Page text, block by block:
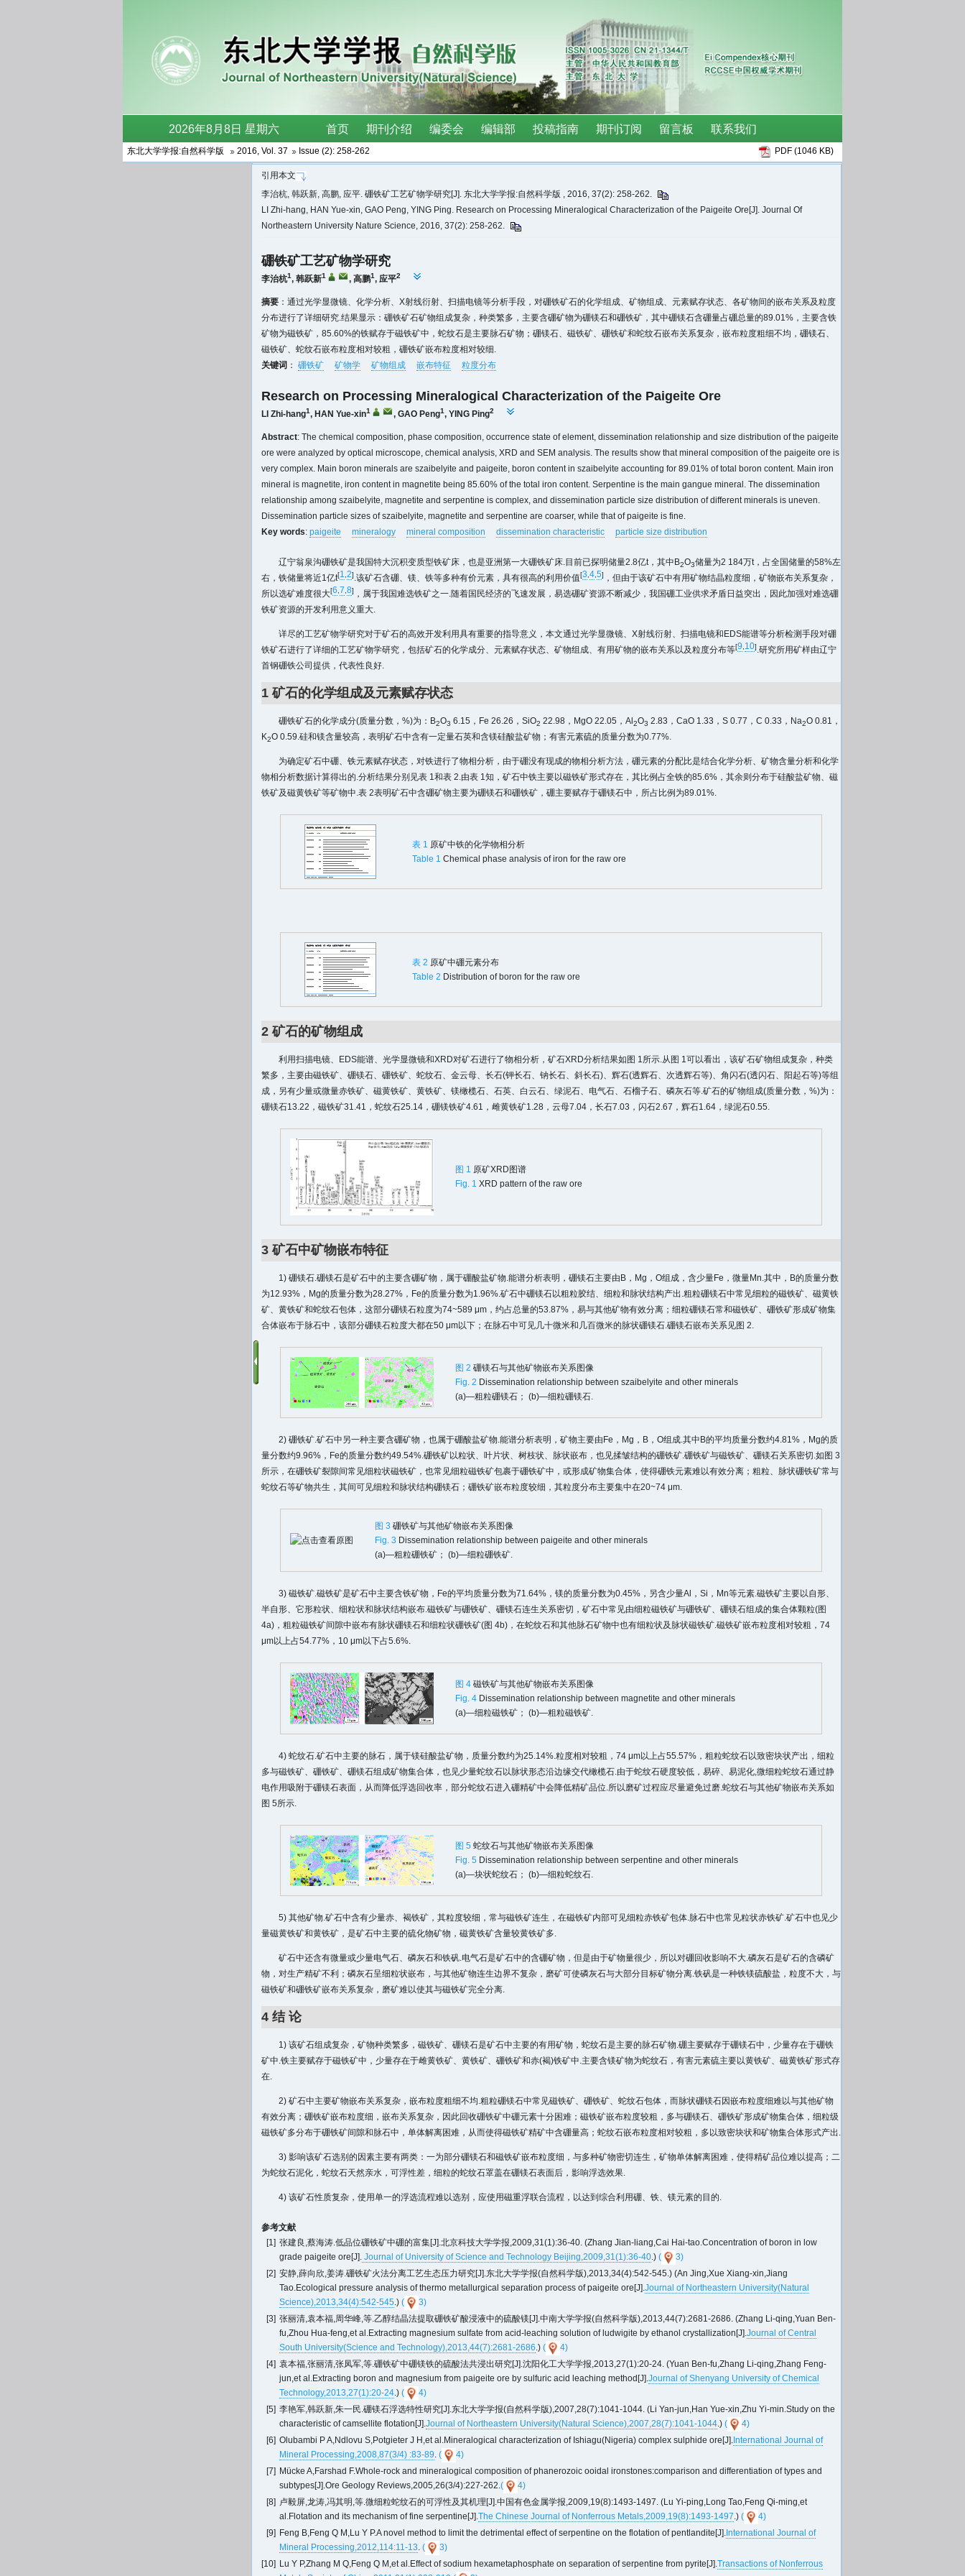
东北大学学报:自然科学版 2016, Vol. 37 Issue (2): 258-262 PDF (1046 KB)
引用本文
李治杭, 韩跃新, 高鹏, 应平. 硼铁矿工艺矿物学研究[J]. 东北大学学报:自然科学版 , 2016, 37(2): 258-262.
LI Zhi-hang, HAN Yue-xin, GAO Peng, YING Ping. Research on Processing Mineralogical Characterization of the Paigeite Ore[J]. Journal Of
Northeastern University Nature Science, 2016, 37(2): 258-262.
硼铁矿工艺矿物学研究
李治杭1, 韩跃新1 , 高鹏1, 应平2
摘要 ：通过光学显微镜、化学分析、X射线衍射、扫描电镜等分析手段，对硼铁矿石的化学组成、矿物组成、元素赋存状态、各矿物间的嵌布关系及粒度
分布进行了详细研究.结果显示：硼铁矿石矿物组成复杂，种类繁多，主要含硼矿物为硼镁石和硼铁矿，其中硼镁石含硼量占硼总量的89.01%，主要含铁
矿物为磁铁矿，85.60%的铁赋存于磁铁矿中，蛇纹石是主要脉石矿物；硼镁石、磁铁矿、硼铁矿和蛇纹石嵌布关系复杂，嵌布粒度粗细不均，硼镁石、
磁铁矿、蛇纹石嵌布粒度相对较粗，硼铁矿嵌布粒度相对较细.
关键词 ： 硼铁矿 矿物学 矿物组成 嵌布特征 粒度分布
Research on Processing Mineralogical Characterization of the Paigeite Ore
LI Zhi-hang1, HAN Yue-xin1 , GAO Peng1, YING Ping2
Abstract: The chemical composition, phase composition, occurrence state of element, dissemination relationship and size distribution of the paigeite
ore were analyzed by optical microscope, chemical analysis, XRD and SEM analysis. The results show that mineral composition of the paigeite ore is
very complex. Main boron minerals are szaibelyite and paigeite, boron content in szaibelyite accounting for 89.01% of total boron content. Main iron
mineral is magnetite, iron content in magnetite being 85.60% of the total iron content. Serpentine is the main gangue mineral. The dissemination
relationship among szaibelyite, magnetite and serpentine is complex, and dissemination particle size distribution of different minerals is uneven.
Dissemination particle sizes of szaibelyite, magnetite and serpentine are coarser, while that of paigeite is fine.
Key words: paigeite mineralogy mineral composition dissemination characteristic particle size distribution
辽宁翁泉沟硼铁矿是我国特大沉积变质型铁矿床，也是亚洲第一大硼铁矿床.目前已探明储量2.8亿t，其中B2O3储量为2 184万t，占全国储量的58%左
右，铁储量将近1亿t[1,2].该矿石含硼、镁、铁等多种有价元素，具有很高的利用价值[3,4,5] ，但由于该矿石中有用矿物结晶粒度细，矿物嵌布关系复杂，
所以选矿难度很大[6,7,8] ，属于我国难选铁矿之一.随着国民经济的飞速发展，易选硼矿资源不断减少，我国硼工业供求矛盾日益突出，因此加强对难选硼
铁矿资源的开发利用意义重大.
详尽的工艺矿物学研究对于矿石的高效开发利用具有重要的指导意义，本文通过光学显微镜、X射线衍射、扫描电镜和EDS能谱等分析检测手段对硼
铁矿石进行了详细的工艺矿物学研究，包括矿石的化学成分、元素赋存状态、矿物组成、有用矿物的嵌布关系以及粒度分布等[9,10].研究所用矿样由辽宁
首钢硼铁公司提供，代表性良好.
1 矿石的化学组成及元素赋存状态
硼铁矿石的化学成分(质量分数，%)为：B2O3 6.15，Fe 26.26，SiO2 22.98，MgO 22.05，Al 2O3 2.83，CaO 1.33，S 0.77，C 0.33，Na2O 0.81，
K2O 0.59.硅和镁含量较高，表明矿石中含有一定量石英和含镁硅酸盐矿物；有害元素硫的质量分数为0.77%.
为确定矿石中硼、铁元素赋存状态，对铁进行了物相分析，由于硼没有现成的物相分析方法，硼元素的分配比是结合化学分析、矿物含量分析和化学
物相分析数据计算得出的.分析结果分别见表 1和表 2.由表 1知，矿石中铁主要以磁铁矿形式存在，其比例占全铁的85.6%，其余则分布于硅酸盐矿物、磁
铁矿及磁黄铁矿等矿物中.表 2表明矿石中含硼矿物主要为硼镁石和硼铁矿，硼主要赋存于硼镁石中，所占比例为89.01%.
表 1 原矿中铁的化学物相分析
Table 1 Chemical phase analysis of iron for the raw ore
表 2 原矿中硼元素分布
Table 2 Distribution of boron for the raw ore
2 矿石的矿物组成
利用扫描电镜、EDS能谱、光学显微镜和XRD对矿石进行了物相分析，矿石XRD分析结果如图 1所示.从图 1可以看出，该矿石矿物组成复杂，种类
繁多，主要由磁铁矿、硼镁石、硼铁矿、蛇纹石、金云母、长石(钾长石、钠长石、斜长石)、辉石(透辉石、次透辉石等)、角闪石(透闪石、阳起石等)等组
成，另有少量或微量赤铁矿、磁黄铁矿、黄铁矿、镁橄榄石、石英、白云石、绿泥石、电气石、石榴子石、磷灰石等.矿石的矿物组成(质量分数，%)为：
硼镁石13.22，磁铁矿31.41，蛇纹石25.14，硼镁铁矿4.61，雌黄铁矿1.28，云母7.04，长石7.03，闪石2.67，辉石1.64，绿泥石0.55.
图 1 原矿XRD图谱
Fig. 1 XRD pattern of the raw ore
3 矿石中矿物嵌布特征
1) 硼镁石.硼镁石是矿石中的主要含硼矿物，属于硼酸盐矿物.能谱分析表明，硼镁石主要由B，Mg，O组成，含少量Fe，微量Mn.其中，B的质量分数
为12.93%，Mg的质量分数为28.27%，Fe的质量分数为1.96%.矿石中硼镁石以粗粒胶结、细粒和脉状结构产出.粗粒硼镁石中常见细粒的磁铁矿、磁黄铁
矿、黄铁矿和蛇纹石包体，这部分硼镁石粒度为74~589 μm，约占总量的53.87%，易与其他矿物有效分离；细粒硼镁石常和磁铁矿、硼铁矿形成矿物集
合体嵌布于脉石中，该部分硼镁石粒度大都在50 μm以下；在脉石中可见几十微米和几百微米的脉状硼镁石.硼镁石嵌布关系见图 2.
图 2 硼镁石与其他矿物嵌布关系图像
Fig. 2 Dissemination relationship between szaibelyite and other minerals
(a)—粗粒硼镁石； (b)—细粒硼镁石.
2) 硼铁矿.矿石中另一种主要含硼矿物，也属于硼酸盐矿物.能谱分析表明，矿物主要由Fe，Mg，B，O组成.其中B的平均质量分数约4.81%，Mg的质
量分数约9.96%，Fe的质量分数约49.54%.硼铁矿以粒状、叶片状、树枝状、脉状嵌布，也见揉皱结构的硼铁矿.硼铁矿与磁铁矿、硼镁石关系密切.如图 3
所示，在硼铁矿裂隙间常见细粒状磁铁矿，也常见细粒磁铁矿包裹于硼铁矿中，或形成矿物集合体，使得硼铁元素难以有效分离；粗粒、脉状硼铁矿常与
蛇纹石等矿物共生，其间可见细粒和脉状结构硼镁石；硼铁矿嵌布粒度较细，其粒度分布主要集中在20~74 μm.
图 3 硼铁矿与其他矿物嵌布关系图像
Fig. 3 Dissemination relationship between paigeite and other minerals
(a)—粗粒硼铁矿； (b)—细粒硼铁矿.
3) 磁铁矿.磁铁矿是矿石中主要含铁矿物，Fe的平均质量分数为71.64%，镁的质量分数为0.45%，另含少量Al，Si，Mn等元素.磁铁矿主要以自形、
半自形、它形粒状、细粒状和脉状结构嵌布.磁铁矿与硼铁矿、硼镁石连生关系密切，矿石中常见由细粒磁铁矿与硼铁矿、硼镁石组成的集合体颗粒(图
4a)，粗粒磁铁矿间隙中嵌布有脉状硼镁石和细粒状硼铁矿(图 4b)，在蛇纹石和其他脉石矿物中也有细粒状及脉状磁铁矿.磁铁矿嵌布粒度相对较粗，74
μm以上占54.77%，10 μm以下占5.6%.
图 4 磁铁矿与其他矿物嵌布关系图像
Fig. 4 Dissemination relationship between magnetite and other minerals
(a)—细粒磁铁矿； (b)—粗粒磁铁矿.
4) 蛇纹石.矿石中主要的脉石，属于镁硅酸盐矿物，质量分数约为25.14%.粒度相对较粗，74 μm以上占55.57%，粗粒蛇纹石以致密块状产出，细粒
多与磁铁矿、硼铁矿、硼镁石组成矿物集合体，也见少量蛇纹石以脉状形态沿边缘交代橄榄石.由于蛇纹石硬度较低，易碎、易泥化,微细粒蛇纹石通过静
电作用吸附于硼镁石表面，从而降低浮选回收率，部分蛇纹石进入硼精矿中会降低精矿品位.所以磨矿过程应尽量避免过磨.蛇纹石与其他矿物嵌布关系如
图 5所示.
图 5 蛇纹石与其他矿物嵌布关系图像
Fig. 5 Dissemination relationship between serpentine and other minerals
(a)—块状蛇纹石； (b)—细粒蛇纹石.
5) 其他矿物.矿石中含有少量赤、褐铁矿，其粒度较细，常与磁铁矿连生，在磁铁矿内部可见细粒赤铁矿包体.脉石中也常见粒状赤铁矿.矿石中也见少
量磁黄铁矿和黄铁矿，是矿石中主要的硫化物矿物，磁黄铁矿含量较黄铁矿多.
矿石中还含有微量或少量电气石、磷灰石和铁矾.电气石是矿石中的含硼矿物，但是由于矿物量很少，所以对硼回收影响不大.磷灰石是矿石的含磷矿
物，对生产精矿不利；磷灰石呈细粒状嵌布，与其他矿物连生边界不复杂，磨矿可使磷灰石与大部分目标矿物分离.铁矾是一种铁镁硫酸盐，粒度不大，与
磁铁矿和硼铁矿嵌布关系复杂，磨矿难以使其与磁铁矿完全分离.
4 结 论
1) 该矿石组成复杂，矿物种类繁多，磁铁矿、硼镁石是矿石中主要的有用矿物，蛇纹石是主要的脉石矿物.硼主要赋存于硼镁石中，少量存在于硼铁
矿中.铁主要赋存于磁铁矿中，少量存在于雌黄铁矿、黄铁矿、硼铁矿和赤(褐)铁矿中.主要含镁矿物为蛇纹石，有害元素硫主要以黄铁矿、磁黄铁矿形式存
在.
2) 矿石中主要矿物嵌布关系复杂，嵌布粒度粗细不均.粗粒硼镁石中常见磁铁矿、硼铁矿、蛇纹石包体，而脉状硼镁石因嵌布粒度细难以与其他矿物
有效分离；硼铁矿嵌布粒度细，嵌布关系复杂，因此回收硼铁矿中硼元素十分困难；磁铁矿嵌布粒度较粗，多与硼镁石、硼铁矿形成矿物集合体，细粒级
磁铁矿多分布于硼铁矿间隙和脉石中，单体解离困难，从而使得磁铁矿精矿中含硼量高；蛇纹石嵌布粒度相对较粗，多以致密块状和矿物集合体形式产出.
3) 影响该矿石选别的因素主要有两类：一为部分硼镁石和磁铁矿嵌布粒度细，与多种矿物密切连生，矿物单体解离困难，使得精矿品位难以提高；二
为蛇纹石泥化，蛇纹石天然亲水，可浮性差，细粒的蛇纹石罩盖在硼镁石表面后，影响浮选效果.
4) 该矿石性质复杂，使用单一的浮选流程难以选别，应使用磁重浮联合流程，以达到综合利用硼、铁、镁元素的目的.
参考文献
[1] 张建良,蔡海涛.低品位硼铁矿中硼的富集[J].北京科技大学学报,2009,31(1):36-40. (Zhang Jian-liang,Cai Hai-tao.Concentration of boron in low
grade paigeite ore[J]. Journal of University of Science and Technology Beijing,2009,31(1):36-40.) (
3)
[2] 安静,薛向欣,姜涛.硼铁矿火法分离工艺生态压力研究[J].东北大学学报(自然科学版),2013,34(4):542-545.) (An Jing,Xue Xiang-xin,Jiang
Tao.Ecological pressure analysis of thermo metallurgical separation process of paigeite ore[J].Journal of Northeastern University(Natural
Science),2013,34(4):542-545.) (
3)
[3] 张丽清,袁本福,周华峰,等.乙醇结晶法提取硼铁矿酸浸液中的硫酸镁[J].中南大学学报(自然科学版),2013,44(7):2681-2686. (Zhang Li-qing,Yuan Ben-
fu,Zhou Hua-feng,et al.Extracting magnesium sulfate from acid-leaching solution of ludwigite by ethanol crystallization[J].Journal of Central
South University(Science and Technology),2013,44(7):2681-2686.) (
4)
[4] 袁本福,张丽清,张凤军,等.硼铁矿中硼镁铁的硫酸法共浸出研究[J].沈阳化工大学学报,2013,27(1):20-24. (Yuan Ben-fu,Zhang Li-qing,Zhang Feng-
jun,et al.Extracting boron and magnesium from paigeite ore by sulfuric acid leaching method[J].Journal of Shenyang University of Chemical
Technology,2013,27(1):20-24.) (
4)
[5] 李艳军,韩跃新,朱一民.硼镁石浮选特性研究[J].东北大学学报(自然科学版),2007,28(7):1041-1044. (Li Yan-jun,Han Yue-xin,Zhu Yi-min.Study on the
characteristic of camsellite flotation[J].Journal of Northeastern University(Natural Science),2007,28(7):1041-1044.) (
4)
[6] Olubambi P A,Ndlovu S,Potgieter J H,et al.Mineralogical characterization of Ishiagu(Nigeria) complex sulphide ore[J]. International Journal of
Mineral Processing,2008,87(3/4) :83-89. (
4)
[7] Mücke A,Farshad F.Whole-rock and mineralogical composition of phanerozoic ooidal ironstones:comparison and differentiation of types and
subtypes[J].Ore Geology Reviews,2005,26(3/4):227-262.(
4)
[8] 卢毅屏,龙涛,冯其明,等.微细粒蛇纹石的可浮性及其机理[J].中国有色金属学报,2009,19(8):1493-1497. (Lu Yi-ping,Long Tao,Feng Qi-ming,et
al.Flotation and its mechanism of fine serpentine[J].The Chinese Journal of Nonferrous Metals,2009,19(8):1493-1497.) (
4)
[9] Feng B,Feng Q M,Lu Y P.A novel method to limit the detrimental effect of serpentine on the flotation of pentlandite[J]. International Journal of
Mineral Processing,2012,114:11-13. (
3)
[10] Lu Y P,Zhang M Q,Feng Q M,et al.Effect of sodium hexametaphosphate on separation of serpentine from pyrite[J].Transactions of Nonferrous